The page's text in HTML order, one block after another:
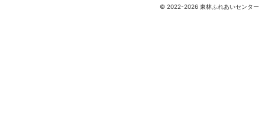
© 2022-2026 東林ふれあいセンター